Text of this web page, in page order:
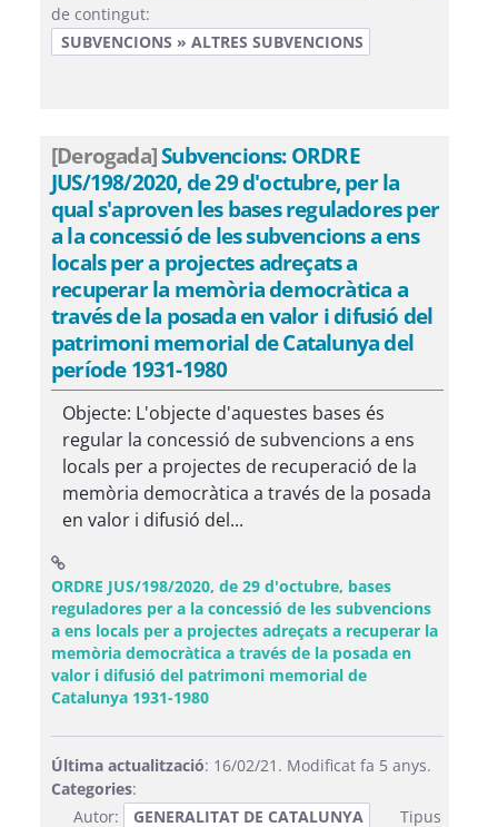
de contingut:
SUBVENCIONS » ALTRES SUBVENCIONS
[Derogada]Subvencions: ORDRE
JUS/198/2020, de 29 d'octubre, per la
qual s'aproven les bases reguladores per
a la concessió de les subvencions a ens
locals per a projectes adreçats a
recuperar la memòria democràtica a
través de la posada en valor i difusió del
patrimoni memorial de Catalunya del
període 1931-1980
Objecte: L'objecte d'aquestes bases és
regular la concessió de subvencions a ens
locals per a projectes de recuperació de la
memòria democràtica a través de la posada
en valor i difusió del...
ORDRE JUS/198/2020, de 29 d'octubre, bases
reguladores per a la concessió de les subvencions
a ens locals per a projectes adreçats a recuperar la
memòria democràtica a través de la posada en
valor i difusió del patrimoni memorial de
Catalunya 1931-1980(Obre una finestra nova)
Última actualització: 16/02/21. Modificat fa 5 anys.
Categories:
Autor:
GENERALITAT DE CATALUNYA
Tipus